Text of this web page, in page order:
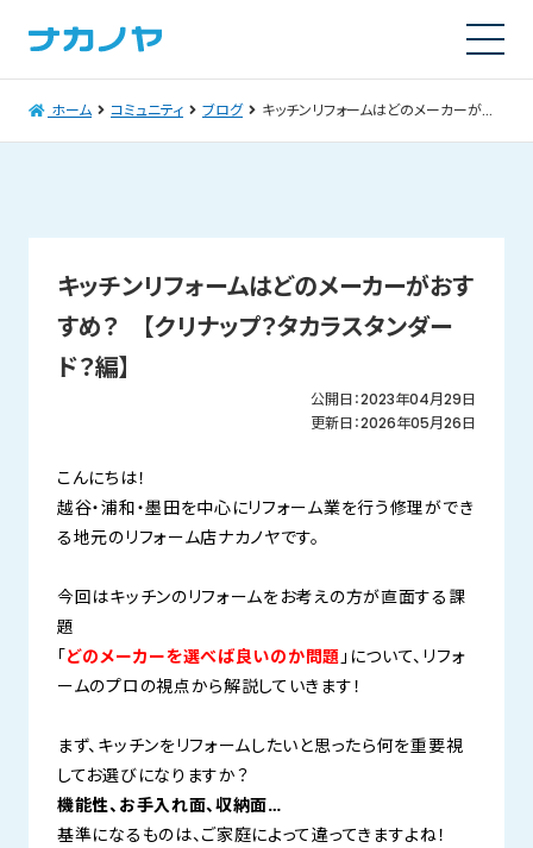
ホーム コミュニティ ブログ キッチンリフォームはどのメーカーがおすすめ？ 【クリナップ？タカラスタンダード？編】
キッチンリフォームはどのメーカーがおす
すめ？ 【クリナップ？タカラスタンダー
ド？編】
公開日：2023年04月29日
更新日：2026年05月26日
こんにちは！
越谷・浦和・墨田を中心にリフォーム業を行う修理ができ
る地元のリフォーム店ナカノヤです。
今回はキッチンのリフォームをお考えの方が直面する課
題
「どのメーカーを選べば良いのか問題」について、リフォ
ームのプロの視点から解説していきます！
まず、キッチンをリフォームしたいと思ったら何を重要視
してお選びになりますか？
機能性、お手入れ面、収納面…
基準になるものは、ご家庭によって違ってきますよね！